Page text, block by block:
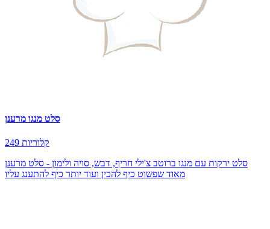
סלט מנגו מרענן
249 קלוריות
סלט ירקות עם מנגו ברוטב צ'ילי חריף, דבש, סויה ולימון - סלט מרענן
מאוד שפשוט כיף להכין ועוד יותר כיף להתענג עליו